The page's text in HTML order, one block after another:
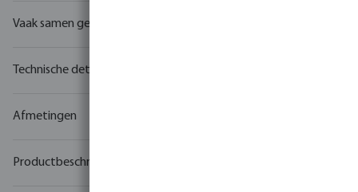
Vaak samen gekocht
Technische details
Afmetingen
Productbeschrijving